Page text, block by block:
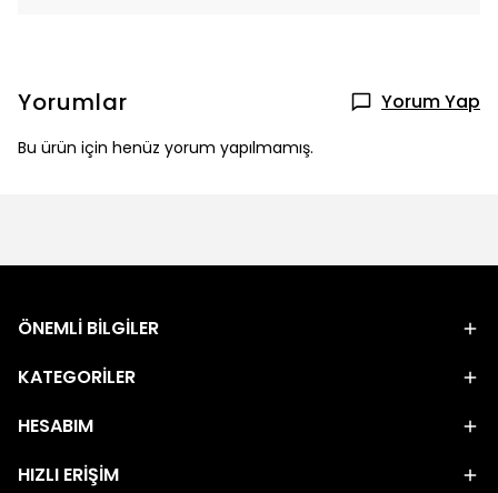
Yorumlar Yorum Yap
Bu ürün için henüz yorum yapılmamış.
ÖNEMLİ BİLGİLER
KATEGORİLER
HESABIM
HIZLI ERİŞİM